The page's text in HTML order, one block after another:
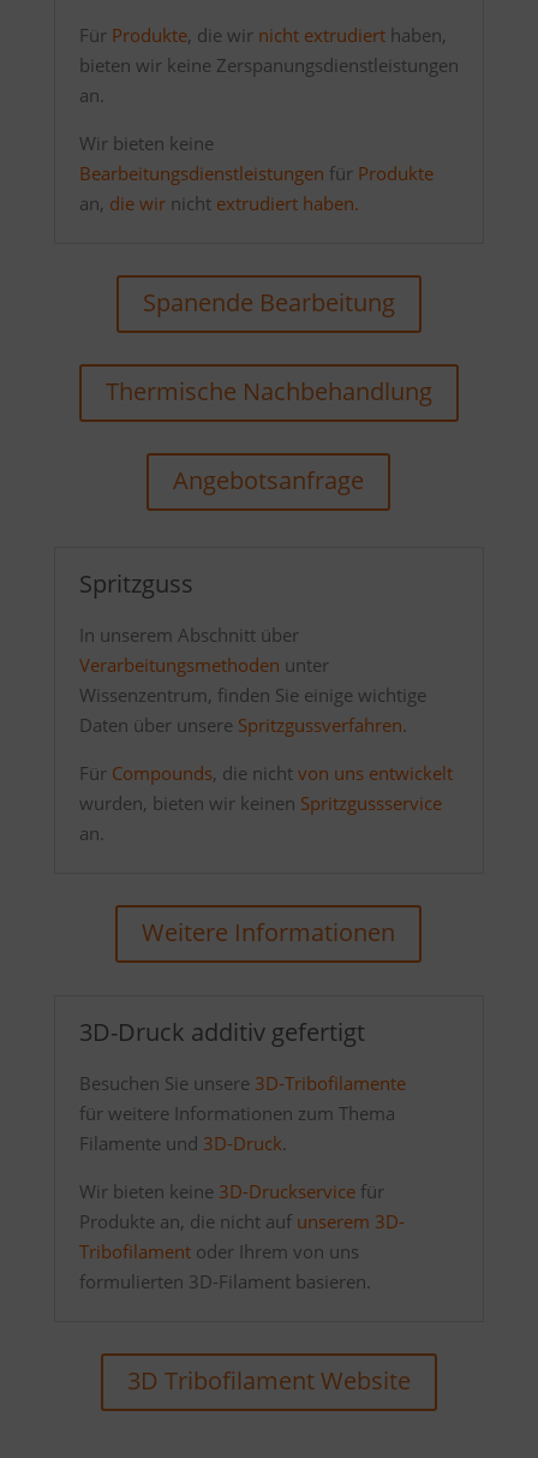
Für Produkte, die wir nicht extrudierthaben,
bieten wir keine Zerspanungsdienstleistungen
an.
Wir bieten keine
Bearbeitungsdienstleistungen für Produkte
an, die wirnicht extrudiert haben.
Spanende Bearbeitung
Thermische Nachbehandlung
Angebotsanfrage
Spritzguss
In unserem Abschnitt über
Verarbeitungsmethoden unter
Wissenzentrum, finden Sie einige wichtige
Daten über unsere Spritzgussverfahren.
Für Compounds, die nicht von uns entwickelt
wurden, bieten wir keinen Spritzgussservice
an.
Weitere Informationen
3D-Druck additiv gefertigt
Besuchen Sie unsere 3D-Tribofilamente
für weitere Informationen zum Thema
Filamente und 3D-Druck.
Wir bieten keine 3D-Druckservicefür
Produkte an, die nicht auf unserem 3D-
Tribofilament oder Ihrem von uns
formulierten 3D-Filament basieren.
3D Tribofilament Website